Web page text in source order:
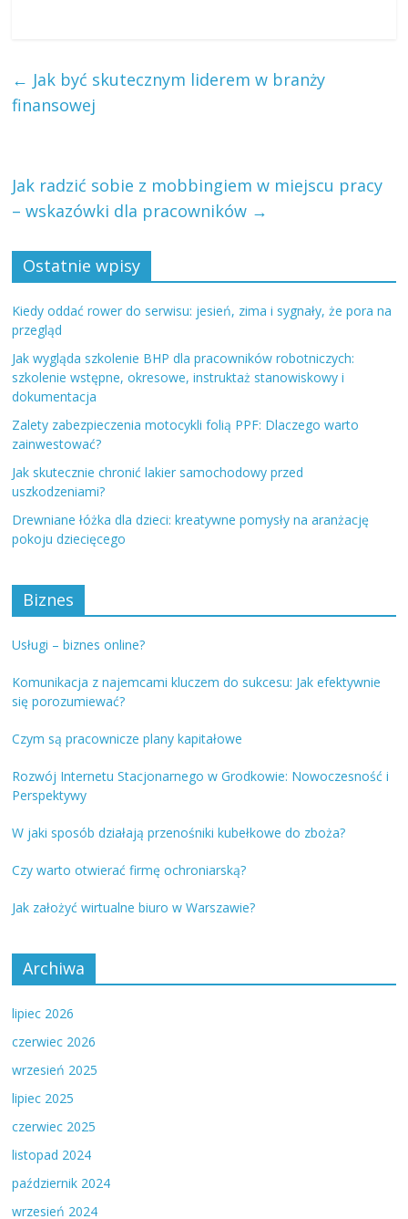
← Jak być skutecznym liderem w branży
finansowej
Jak radzić sobie z mobbingiem w miejscu pracy
– wskazówki dla pracowników →
Ostatnie wpisy
Kiedy oddać rower do serwisu: jesień, zima i sygnały, że pora na
przegląd
Jak wygląda szkolenie BHP dla pracowników robotniczych:
szkolenie wstępne, okresowe, instruktaż stanowiskowy i
dokumentacja
Zalety zabezpieczenia motocykli folią PPF: Dlaczego warto
zainwestować?
Jak skutecznie chronić lakier samochodowy przed
uszkodzeniami?
Drewniane łóżka dla dzieci: kreatywne pomysły na aranżację
pokoju dziecięcego
Biznes
Usługi – biznes online?
Komunikacja z najemcami kluczem do sukcesu: Jak efektywnie
się porozumiewać?
Czym są pracownicze plany kapitałowe
Rozwój Internetu Stacjonarnego w Grodkowie: Nowoczesność i
Perspektywy
W jaki sposób działają przenośniki kubełkowe do zboża?
Czy warto otwierać firmę ochroniarską?
Jak założyć wirtualne biuro w Warszawie?
Archiwa
lipiec 2026
czerwiec 2026
wrzesień 2025
lipiec 2025
czerwiec 2025
listopad 2024
październik 2024
wrzesień 2024